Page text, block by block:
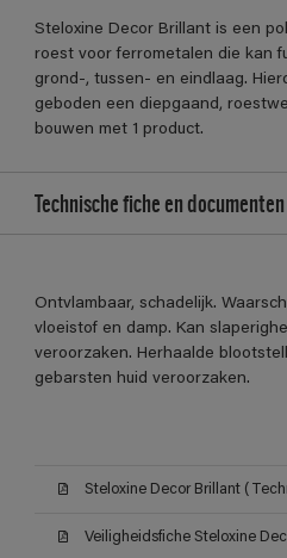
Steloxine Decor Brillant is een
roest voor ferrometalen die kan
grond-, tussen- en eindlaag.
geboden een diepgaand,
bouwen met 1 product.
Technische fiche en documenten
Ontvlambaar, schadelijk.
vloeistof en damp. Kan
veroorzaken. Herhaalde
gebarsten huid veroorzaken.
Steloxine Decor Brillant
Veiligheidsfiche Steloxine